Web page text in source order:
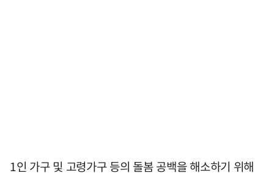
1인 가구 및 고령가구 등의 돌봄 공백을 해소하기 위해